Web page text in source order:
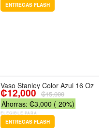
ENTREGAS FLASH
Vaso Stanley Color Azul 16 Oz
₡12,000 ₡15,000
Ahorras: ₡3,000 (-20%)
ELEGIBLE PARA
ENTREGAS FLASH